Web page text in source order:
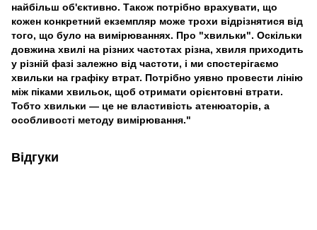
найбільш об'єктивно. Також потрібно врахувати, що
кожен конкретний екземпляр може трохи відрізнятися від
того, що було на вимірюваннях. Про "хвильки". Оскільки
довжина хвилі на різних частотах різна, хвиля приходить
у різній фазі залежно від частоти, і ми спостерігаємо
хвильки на графіку втрат. Потрібно уявно провести лінію
між піками хвильок, щоб отримати орієнтовні втрати.
Тобто хвильки — це не властивість атенюаторів, а
особливості методу вимірювання."
Відгуки